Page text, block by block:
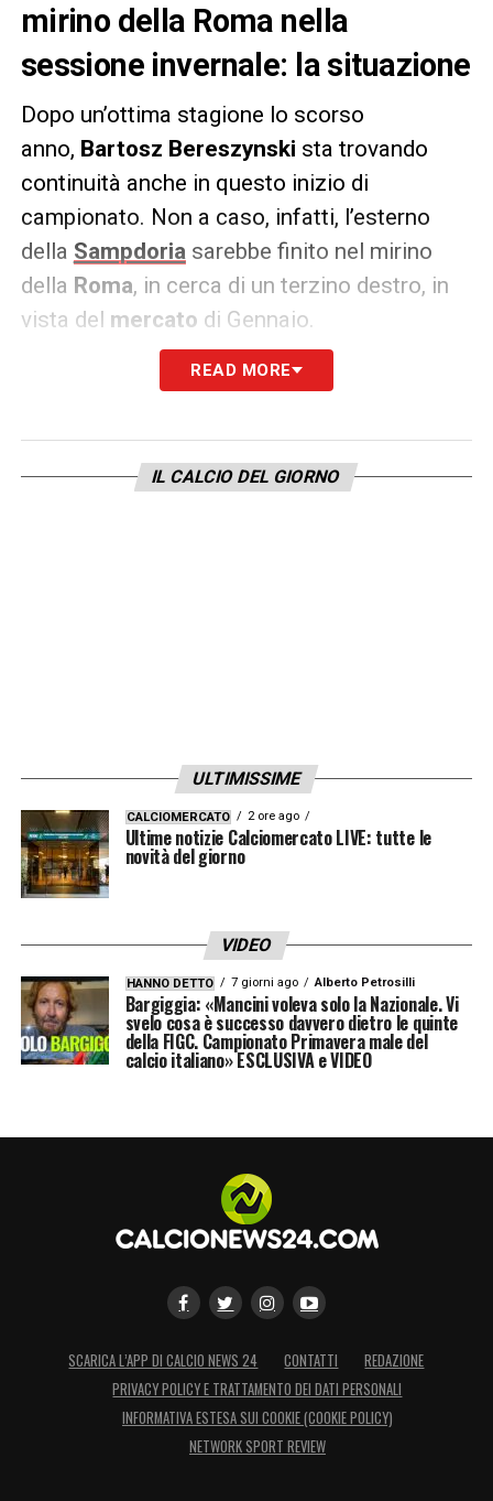
mirino della Roma nella
sessione invernale: la situazione
Dopo un’ottima stagione lo scorso
anno, Bartosz Bereszynski sta trovando
continuità anche in questo inizio di
campionato. Non a caso, infatti, l’esterno
della Sampdoria sarebbe finito nel mirino
della Roma, in cerca di un terzino destro, in
vista del mercato di Gennaio.
il Corriere dello Sport
soluzione alternativa aRick Karsdorpvisto
cheDavide SantoneBryan Reynoldsnon
READ MORE
IL CALCIO DEL GIORNO
ULTIMISSIME
CALCIOMERCATO 2 ore ago
Ultime notizie Calciomercato LIVE: tutte le
novità del giorno
VIDEO
HANNO DETTO 7 giorni ago Alberto Petrosilli
Bargiggia: «Mancini voleva solo la Nazionale. Vi
svelo cosa è successo davvero dietro le quinte
della FIGC. Campionato Primavera male del
calcio italiano» ESCLUSIVA e VIDEO
SCARICA L’APP DI CALCIO NEWS 24 CONTATTI
REDAZIONE
PRIVACY POLICY E TRATTAMENTO DEI DATI PERSONALI
INFORMATIVA ESTESA SUI COOKIE (COOKIE POLICY)
NETWORK SPORT REVIEW